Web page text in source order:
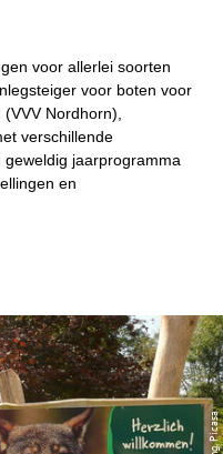
voor allerlei soorten
voor boten voor
Nordhorn),
verschillende
jaarprogramma
en